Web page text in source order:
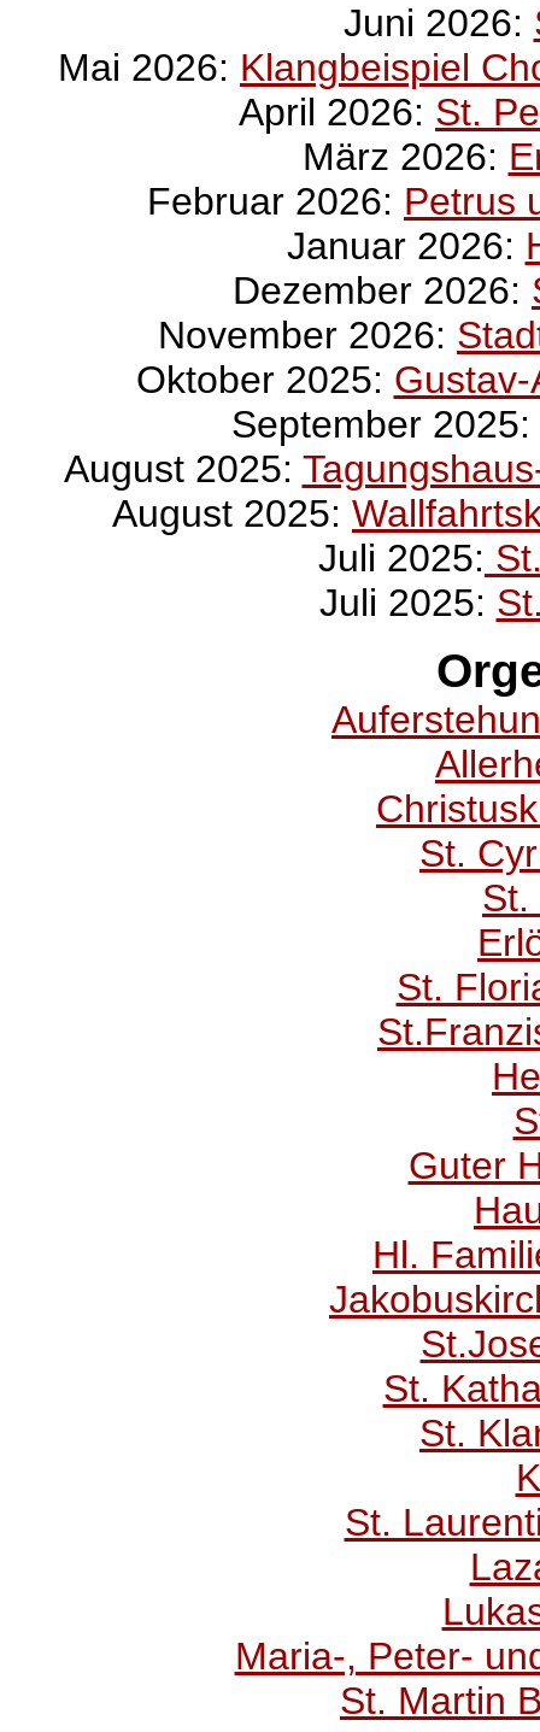
Juni 2026:
Mai 2026: Klangbeispiel
April 2026: St.
März 2026:
Februar 2026: Petrus
Januar 2026:
Dezember 2026:
November 2026:
Oktober 2025:
September 2025:
August 2025:
August 2025:
Juli 2025:
Juli 2025:
St.
St.
St.
Guter
Hl.
St.
St.
St.
Maria-, Peter-
St. Martin